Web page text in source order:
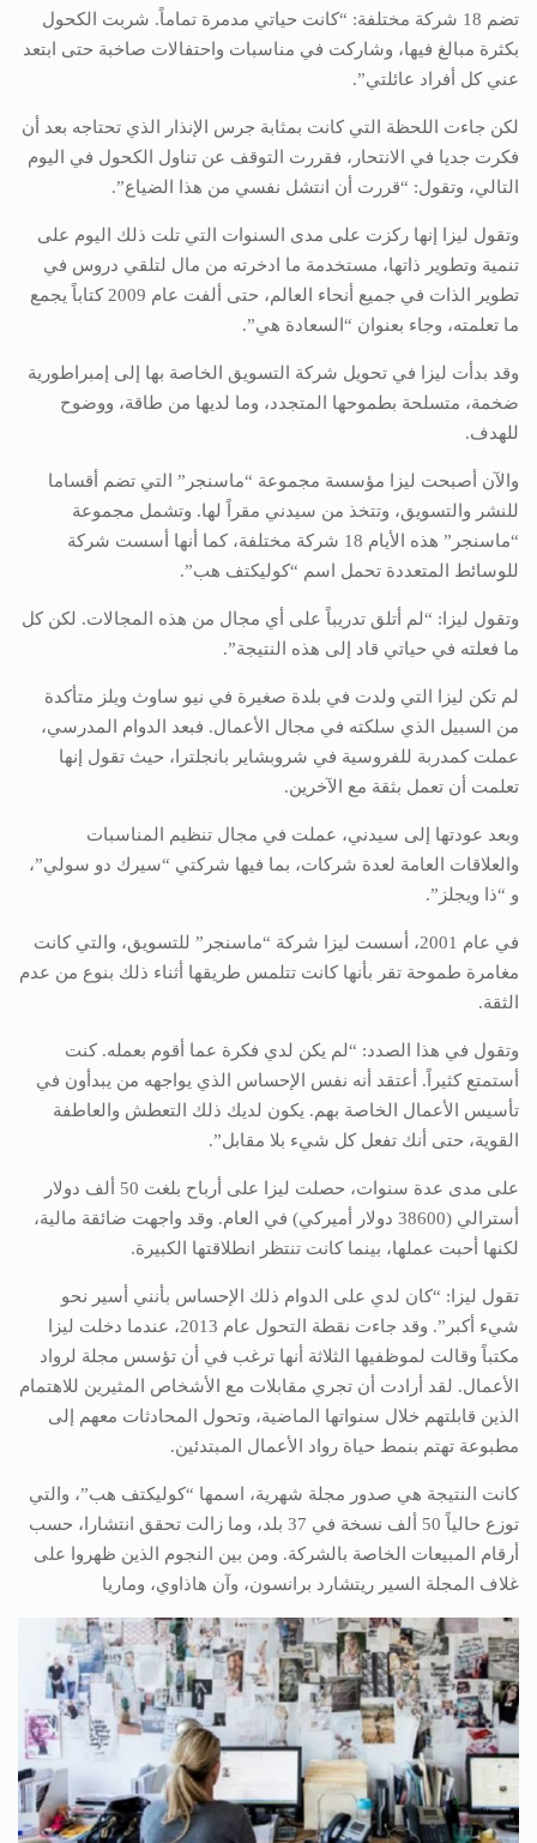
تضم 18 شركة مختلفة: “كانت حياتي مدمرة تماماً. شربت الكحول
بكثرة مبالغ فيها، وشاركت في مناسبات واحتفالات صاخبة حتى ابتعد
عني كل أفراد عائلتي”.
لكن جاءت اللحظة التي كانت بمثابة جرس الإنذار الذي تحتاجه بعد أن
فكرت جديا في الانتحار، فقررت التوقف عن تناول الكحول في اليوم
التالي، وتقول: “قررت أن انتشل نفسي من هذا الضياع”.
وتقول ليزا إنها ركزت على مدى السنوات التي تلت ذلك اليوم على
تنمية وتطوير ذاتها، مستخدمة ما ادخرته من مال لتلقي دروس في
تطوير الذات في جميع أنحاء العالم، حتى ألفت عام 2009 كتاباً يجمع
ما تعلمته، وجاء بعنوان “السعادة هي”.
وقد بدأت ليزا في تحويل شركة التسويق الخاصة بها إلى إمبراطورية
ضخمة، متسلحة بطموحها المتجدد، وما لديها من طاقة، ووضوح
للهدف.
والآن أصبحت ليزا مؤسسة مجموعة “ماسنجر” التي تضم أقساما
للنشر والتسويق، وتتخذ من سيدني مقراً لها. وتشمل مجموعة
“ماسنجر” هذه الأيام 18 شركة مختلفة، كما أنها أسست شركة
للوسائط المتعددة تحمل اسم “كوليكتف هب”.
وتقول ليزا: “لم أتلق تدريباً على أي مجال من هذه المجالات. لكن كل
ما فعلته في حياتي قاد إلى هذه النتيجة”.
لم تكن ليزا التي ولدت في بلدة صغيرة في نيو ساوث ويلز متأكدة
من السبيل الذي سلكته في مجال الأعمال. فبعد الدوام المدرسي،
عملت كمدربة للفروسية في شروبشاير بانجلترا، حيث تقول إنها
تعلمت أن تعمل بثقة مع الآخرين.
وبعد عودتها إلى سيدني، عملت في مجال تنظيم المناسبات
والعلاقات العامة لعدة شركات، بما فيها شركتي “سيرك دو سولي”،
و “ذا ويجلز”.
في عام 2001، أسست ليزا شركة “ماسنجر” للتسويق، والتي كانت
مغامرة طموحة تقر بأنها كانت تتلمس طريقها أثناء ذلك بنوع من عدم
الثقة.
وتقول في هذا الصدد: “لم يكن لدي فكرة عما أقوم بعمله. كنت
أستمتع كثيراً. أعتقد أنه نفس الإحساس الذي يواجهه من يبدأون في
تأسيس الأعمال الخاصة بهم. يكون لديك ذلك التعطش والعاطفة
القوية، حتى أنك تفعل كل شيء بلا مقابل”.
على مدى عدة سنوات، حصلت ليزا على أرباح بلغت 50 ألف دولار
أسترالي (38600 دولار أميركي) في العام. وقد واجهت ضائقة مالية،
لكنها أحبت عملها، بينما كانت تنتظر انطلاقتها الكبيرة.
تقول ليزا: “كان لدي على الدوام ذلك الإحساس بأنني أسير نحو
شيء أكبر”. وقد جاءت نقطة التحول عام 2013، عندما دخلت ليزا
مكتباً وقالت لموظفيها الثلاثة أنها ترغب في أن تؤسس مجلة لرواد
الأعمال. لقد أرادت أن تجري مقابلات مع الأشخاص المثيرين للاهتمام
الذين قابلتهم خلال سنواتها الماضية، وتحول المحادثات معهم إلى
مطبوعة تهتم بنمط حياة رواد الأعمال المبتدئين.
كانت النتيجة هي صدور مجلة شهرية، اسمها “كوليكتف هب”، والتي
توزع حالياً 50 ألف نسخة في 37 بلد، وما زالت تحقق انتشارا، حسب
أرقام المبيعات الخاصة بالشركة. ومن بين النجوم الذين ظهروا على
غلاف المجلة السير ريتشارد برانسون، وآن هاذاوي، وماريا